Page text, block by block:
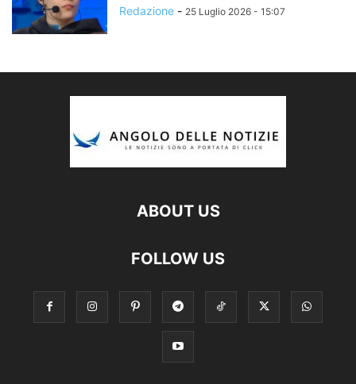
Redazione - 25 Luglio 2026 - 15:07
ABOUT US
FOLLOW US